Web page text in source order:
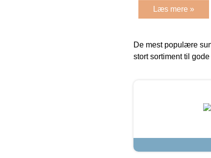
Læs mere »
De mest populære
stort sortiment til gode